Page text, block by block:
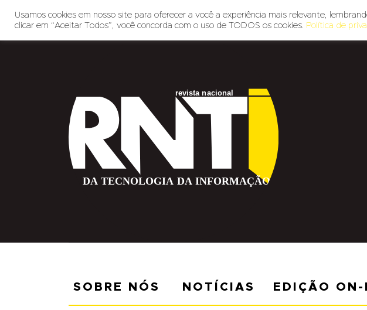
SOBRE NÓS NOTÍCIAS EDIÇÃO ON-
Usamos cookies em nosso site para oferecer a você a experiência mais relevante,
clicar em “Aceitar Todos”, você concorda com o uso de TODOS os cookies. Política de